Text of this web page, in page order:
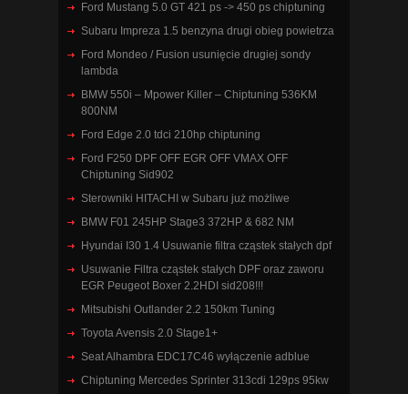
Ford Mustang 5.0 GT 421 ps -> 450 ps chiptuning
Subaru Impreza 1.5 benzyna drugi obieg powietrza
Ford Mondeo / Fusion usunięcie drugiej sondy
lambda
BMW 550i – Mpower Killer – Chiptuning 536KM
800NM
Ford Edge 2.0 tdci 210hp chiptuning
Ford F250 DPF OFF EGR OFF VMAX OFF
Chiptuning Sid902
Sterowniki HITACHI w Subaru już możliwe
BMW F01 245HP Stage3 372HP & 682 NM
Hyundai I30 1.4 Usuwanie filtra cząstek stałych dpf
Usuwanie Filtra cząstek stałych DPF oraz zaworu
EGR Peugeot Boxer 2.2HDI sid208!!!
Mitsubishi Outlander 2.2 150km Tuning
Toyota Avensis 2.0 Stage1+
Seat Alhambra EDC17C46 wyłączenie adblue
Chiptuning Mercedes Sprinter 313cdi 129ps 95kw